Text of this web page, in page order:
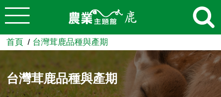
跳到主要內容
農業知識入口網
首頁 台灣茸鹿品種與產期
台灣茸鹿品種與產期